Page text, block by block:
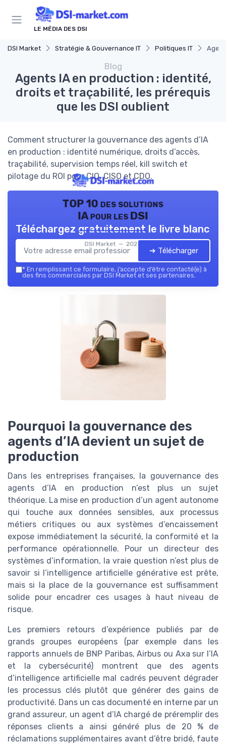
LE MÉDIA DES DSI
DSI Market Stratégie & Gouvernance IT Politiques IT
Blog
Agents IA en production : identité,
droits et traçabilité, les prérequis
que les DSI oublient
Comment structurer la gouvernance des agents d’IA
en production : identité numérique, droits d’accès,
traçabilité, supervision temps réel, kill switch et
pilotage du ROI pour CIO, CISO et CDO.
TOP 10 des solutions
IA pour les DSI
DSI Market — 2026
Téléchargez gratuitement le livre blanc
➔ Télécharger
* En remplissant ce formulaire, j’accepte d’être contacté(e) à
des fins commerciales par DSI Market et ses partenaires.
Pourquoi la gouvernance des
agents d’IA devient un sujet de
production
Dans les entreprises françaises, la gouvernance des
agents d’IA en production n’est plus un sujet
théorique. La mise en production d’un agent autonome
qui touche aux données sensibles, aux processus
métiers critiques ou aux systèmes d’encaissement
expose immédiatement la sécurité, la conformité et la
performance opérationnelle. Pour un directeur des
systèmes d’information, la vraie question n’est plus de
savoir si l’intelligence artificielle générative est prête,
mais si la place de la gouvernance est suffisamment
solide pour encadrer ces usages à haut niveau de
risque.
Les premiers retours d’expérience publiés par de
grands groupes européens (par exemple dans les
rapports annuels de BNP Paribas, Airbus ou Axa sur l’IA
et la cybersécurité) montrent que des agents
d’intelligence artificielle mal cadrés peuvent dégrader
les processus clés plutôt que générer des gains de
productivité. Dans un cas documenté en interne par un
grand assureur, un agent d’IA chargé de préremplir des
réponses clients a ainsi généré plus de 20 % de
réclamations supplémentaires avant d’être bridé, faute
Panneau de gestion des cookies